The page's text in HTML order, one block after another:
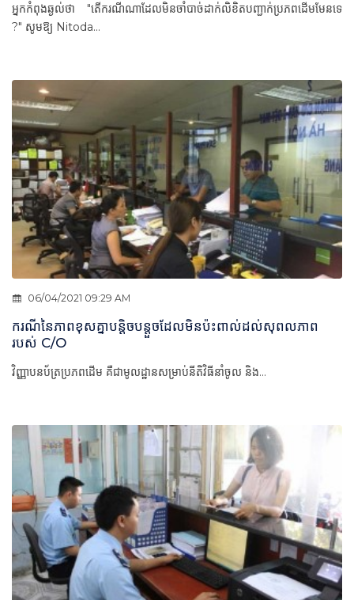
អ្នកកំពុងឆ្ងល់ថា "តើករណីណាដែលមិនចាំបាច់ដាក់លិខិតបញ្ជាក់ប្រភពដើមមែនទេ
?" សូមឱ្យ Nitoda...
06/04/2021 09:29 AM
ករណីនៃភាពខុសគ្នាបន្តិចបន្តួចដែលមិនប៉ះពាល់ដល់សុពលភាព
របស់ C/O
វិញ្ញាបនប័ត្រប្រភពដើម គឺជាមូលដ្ឋានសម្រាប់នីតិវិធីនាំចូល និង...